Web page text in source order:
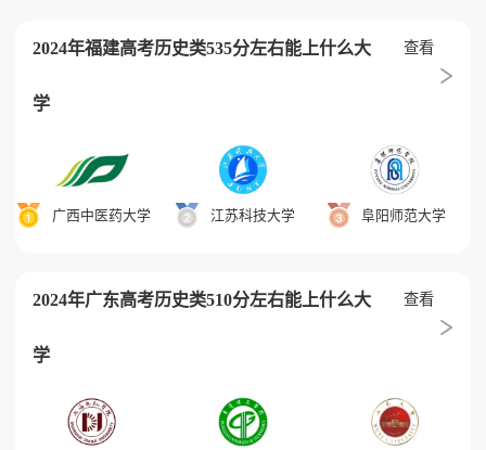
2024年福建高考历史类535分左右能上什么大
学
查看
广西中医药大学 江苏科技大学 阜阳师范大学
2024年广东高考历史类510分左右能上什么大
学
查看